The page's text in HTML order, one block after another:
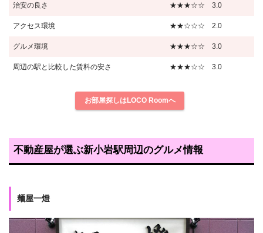
治安の良さ ★★★☆☆ 3.0
アクセス環境 ★★☆☆☆ 2.0
グルメ環境 ★★★☆☆ 3.0
周辺の駅と比較した賃料の安さ ★★★☆☆ 3.0
お部屋探しはLOCO Roomへ
不動産屋が選ぶ新小岩駅周辺のグルメ情報
麺屋一燈